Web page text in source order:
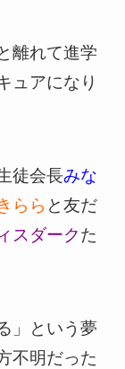
離れて進学
ュアになり
徒会長みな
らら と友だ
スダークた
」という夢
不明だった